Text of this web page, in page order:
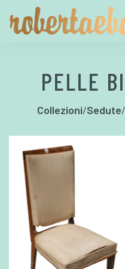
PELLE
Collezioni/Sedute/